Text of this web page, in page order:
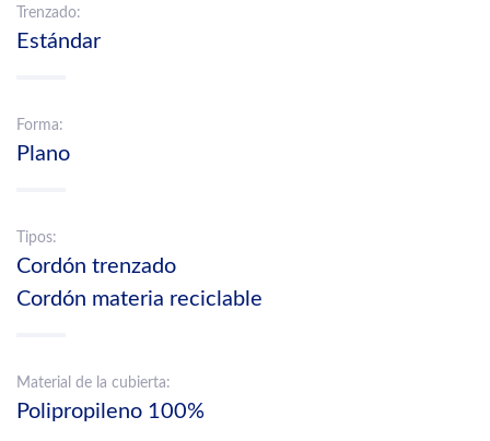
Trenzado:
Estándar
Forma:
Plano
Tipos:
Cordón trenzado
Cordón materia reciclable
Material de la cubierta:
Polipropileno 100%